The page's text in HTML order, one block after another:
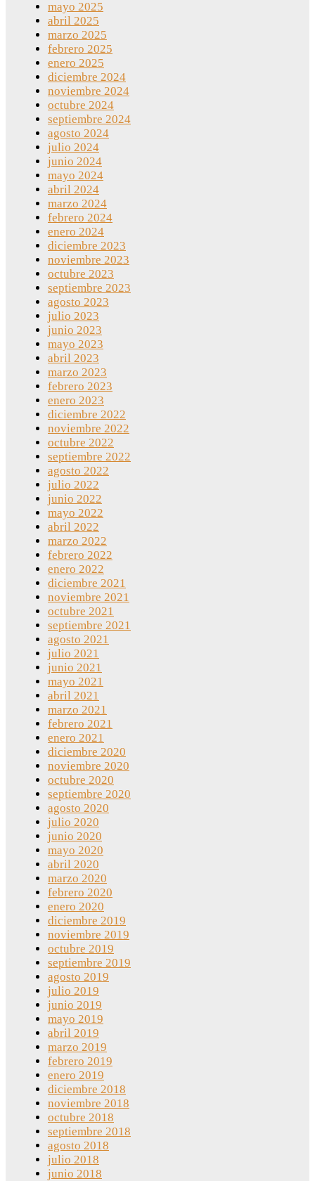
mayo 2025
abril 2025
marzo 2025
febrero 2025
enero 2025
diciembre 2024
noviembre 2024
octubre 2024
septiembre 2024
agosto 2024
julio 2024
junio 2024
mayo 2024
abril 2024
marzo 2024
febrero 2024
enero 2024
diciembre 2023
noviembre 2023
octubre 2023
septiembre 2023
agosto 2023
julio 2023
junio 2023
mayo 2023
abril 2023
marzo 2023
febrero 2023
enero 2023
diciembre 2022
noviembre 2022
octubre 2022
septiembre 2022
agosto 2022
julio 2022
junio 2022
mayo 2022
abril 2022
marzo 2022
febrero 2022
enero 2022
diciembre 2021
noviembre 2021
octubre 2021
septiembre 2021
agosto 2021
julio 2021
junio 2021
mayo 2021
abril 2021
marzo 2021
febrero 2021
enero 2021
diciembre 2020
noviembre 2020
octubre 2020
septiembre 2020
agosto 2020
julio 2020
junio 2020
mayo 2020
abril 2020
marzo 2020
febrero 2020
enero 2020
diciembre 2019
noviembre 2019
octubre 2019
septiembre 2019
agosto 2019
julio 2019
junio 2019
mayo 2019
abril 2019
marzo 2019
febrero 2019
enero 2019
diciembre 2018
noviembre 2018
octubre 2018
septiembre 2018
agosto 2018
julio 2018
junio 2018